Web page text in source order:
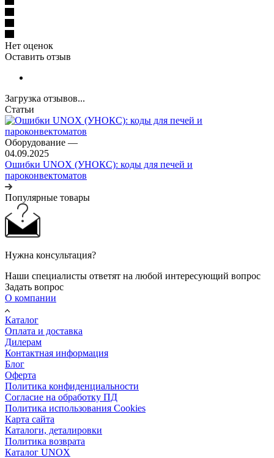
Нет оценок
Оставить отзыв
Загрузка отзывов...
Статьи
Оборудование —
04.09.2025
Ошибки UNOX (УНОКС): коды для печей и
пароконвектоматов
Популярные товары
Нужна консультация?
Наши специалисты ответят на любой интересующий вопрос
Задать вопрос
О компании
Каталог
Оплата и доставка
Дилерам
Контактная информация
Блог
Оферта
Политика конфиденциальности
Согласие на обработку ПД
Политика использования Cookies
Карта сайта
Каталоги, деталировки
Политика возврата
Каталог UNOX